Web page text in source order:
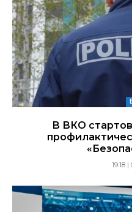
В ВКО
19:18 |